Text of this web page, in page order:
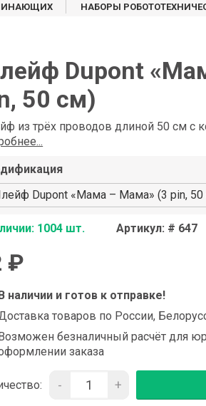
НАБОРЫ
Dupont
50 см)
из трёх проводов длиной 50 см с
Dupont «Мама – Мама» (3 pin, 50
1004 шт. Артикул: # 647
₽
В наличии и готов к отправке!
товаров по России,
Возможен безналичный расчёт для
заказа
- +
56